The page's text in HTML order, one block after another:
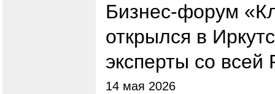
Бизнес-форум
открылся в
эксперты со всей
14 мая 2026